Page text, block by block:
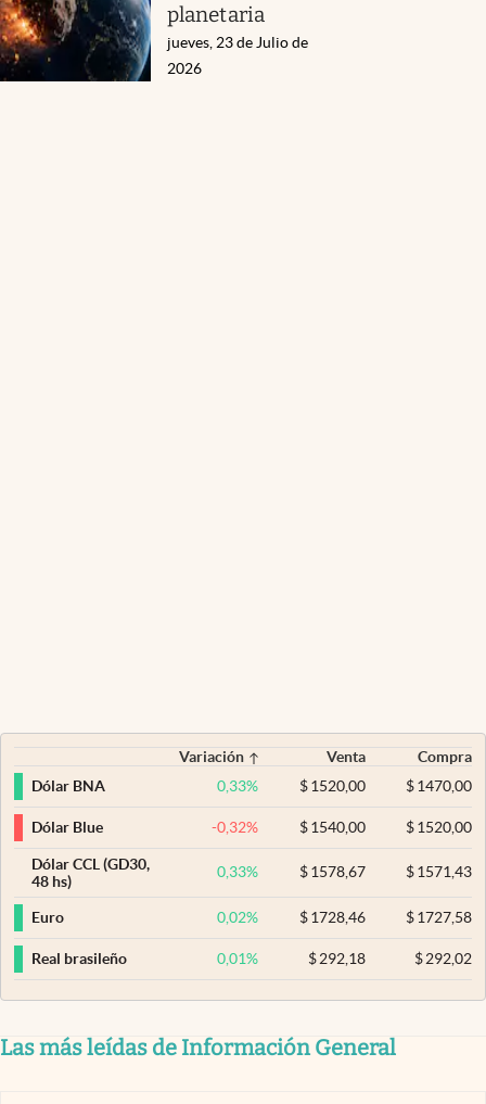
planetaria
jueves, 23 de Julio de
2026
Variación Venta
Compra
Dólar BNA
0,33% $ 1520,00 $1470,00
Dólar Blue -0,32% $ 1540,00 $1520,00
Dólar CCL (GD30,
48 hs)
0,33% $ 1578,67 $1571,43
Euro 0,02% $ 1728,46 $1727,58
Real brasileño 0,01% $ 292,18 $292,02
Las más leídas de Información General